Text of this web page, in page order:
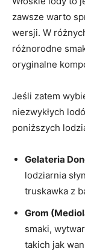
zawsze warto
wersji. W
różnorodne
oryginalne
Jeśli zatem
⁢niezwykłych
poniższych
Gelateria
lodziarnia
truskawka z​
Grom
smaki,
takich‍ jak